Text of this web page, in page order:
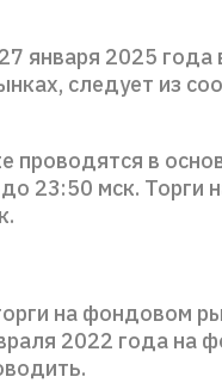
января 2025 года
следует из
проводятся в
23:50 мск. Торги
на фондовом
2022 года на